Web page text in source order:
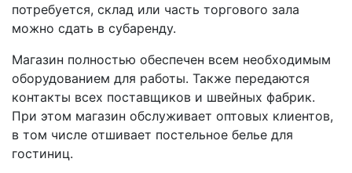
потребуется, склад или часть торгового зала
можно сдать в субаренду.
Магазин полностью обеспечен всем необходимым
оборудованием для работы. Также передаются
контакты всех поставщиков и швейных фабрик.
При этом магазин обслуживает оптовых клиентов,
в том числе отшивает постельное белье для
гостиниц.